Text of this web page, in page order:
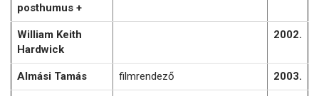
posthumus +
William Keith
Hardwick
2002.
Almási Tamás filmrendező 2003.